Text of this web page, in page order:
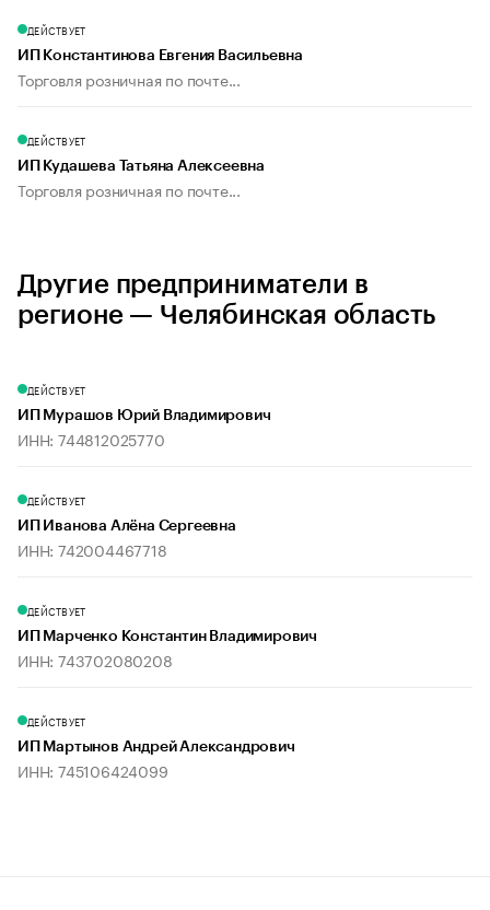
ДЕЙСТВУЕТ
ИП Константинова Евгения Васильевна
Торговля розничная по почте...
ДЕЙСТВУЕТ
ИП Кудашева Татьяна Алексеевна
Торговля розничная по почте...
Другие предприниматели в
регионе — Челябинская область
ДЕЙСТВУЕТ
ИП Мурашов Юрий Владимирович
ИНН: 744812025770
ДЕЙСТВУЕТ
ИП Иванова Алёна Сергеевна
ИНН: 742004467718
ДЕЙСТВУЕТ
ИП Марченко Константин Владимирович
ИНН: 743702080208
ДЕЙСТВУЕТ
ИП Мартынов Андрей Александрович
ИНН: 745106424099